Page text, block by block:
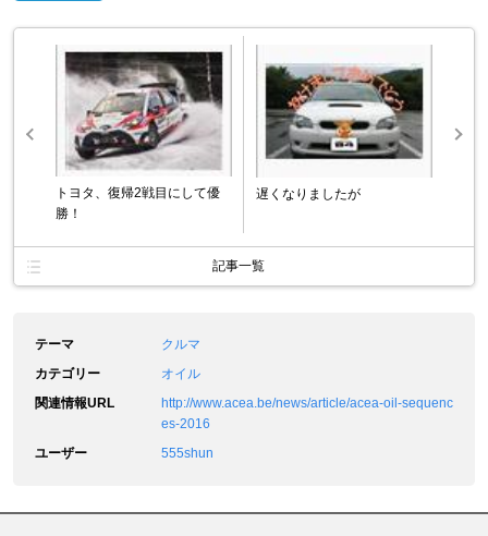
トヨタ、復帰2戦目にして優
勝！
遅くなりましたが
記事一覧
テーマ
クルマ
カテゴリー
オイル
関連情報URL
http://www.acea.be/news/article/acea-oil-sequenc
es-2016
ユーザー
555shun